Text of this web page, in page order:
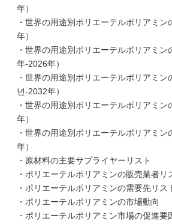
年）
・世界の用途別ポリエーテルポリアミ
年）
・世界の用途別ポリエーテルポリアミン
年-2026年）
・世界の用途別ポリエーテルポリアミ
년-2032年）
・世界の用途別ポリエーテルポリアミ
年）
・世界の用途別ポリエーテルポリアミ
年）
・原材料の主要サプライヤーリスト
・ポリエーテルポリアミンの販売業者リ
・ポリエーテルポリアミンの需要先リス
・ポリエーテルポリアミンの市場動向
・ポリエーテルポリアミン市場の促進要